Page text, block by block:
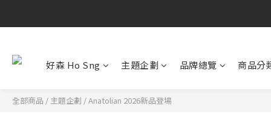
好森 Ho Sng 主題企劃 品牌總覽 商品分
全部商品 / 主題企劃 /Anatolian 2026新品登場